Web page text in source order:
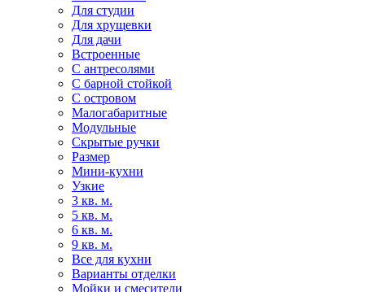
Для студии
Для хрущевки
Для дачи
Встроенные
С антресолями
С барной стойкой
С островом
Малогабаритные
Модульные
Скрытые ручки
Размер
Мини-кухни
Узкие
3 кв. м.
5 кв. м.
6 кв. м.
9 кв. м.
Все для кухни
Варианты отделки
Мойки и смесители